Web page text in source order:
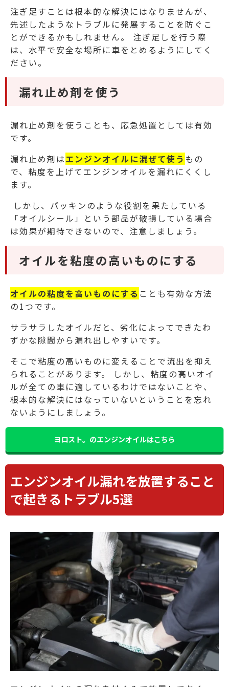
注ぎ足すことは根本的な解決にはなりませんが、
先述したようなトラブルに発展することを防ぐこ
とができるかもしれません。 注ぎ足しを行う際
は、水平で安全な場所に車をとめるようにしてく
ださい。
漏れ止め剤を使う
漏れ止め剤を使うことも、応急処置としては有効
です。
漏れ止め剤はエンジンオイルに混ぜて使う もの
で、粘度を上げてエンジンオイルを漏れにくくし
ます。
しかし、パッキンのような役割を果たしている
「オイルシール」という部品が破損している場合
は効果が期待できないので、注意しましょう。
オイルを粘度の高いものにする
オイルの粘度を高いものにする ことも有効な方法
の1つです。
サラサラしたオイルだと、劣化によってできたわ
ずかな隙間から漏れ出しやすいです。
そこで粘度の高いものに変えることで流出を抑え
られることがあります。
しかし、粘度の高いオイ
ルが全ての車に適しているわけではないことや、
根本的な解決にはなっていないということを忘れ
ないようにしましょう。
ヨロスト。のエンジンオイルはこちら
エンジンオイル漏れを放置すること
で起きるトラブル5選